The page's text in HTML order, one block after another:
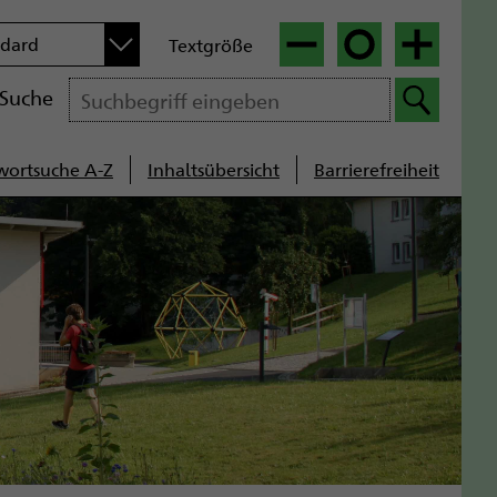
Textgröße
Suche
A-Z Inhaltsübersicht Barrierefreiheit